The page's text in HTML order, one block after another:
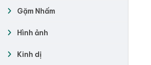
Gặm Nhấm
Hình ảnh
Kinh dị